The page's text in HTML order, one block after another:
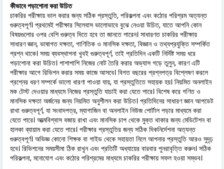
কীভাবে পড়াশোনা করা উচিত
চাকরির পরীক্ষায় ভাল করার জন্য সঠিক প্রস্তুতি, পরিকল্পনা এবং কঠোর পরিশ্রম অত্যন্ত
গুরুত্বপূর্ণ। প্রথমেই পরীক্ষার সিলেবাস ভালোভাবে বুঝে নেওয়া উচিত, যাতে আপনি কোন
বিষয়গুলোর ওপর বেশি গুরুত্ব দিতে হবে তা জানতে পারেন। সাধারণত চাকরির পরীক্ষায়
সাধারণ জ্ঞান, ভাষাগত দক্ষতা, গাণিতিক ও মানসিক দক্ষতা, বিজ্ঞান ও তথ্যপ্রযুক্তি সম্পর্কিত
প্রশ্ন থাকে। সময় ব্যবস্থাপনা খুবই গুরুত্বপূর্ণ, তাই প্রতিদিন একটি নির্দিষ্ট সময় ধরে
পড়াশোনা করা উচিত। পাশাপাশি নিজের নোট তৈরি করার অভ্যাস গড়ে তুলুন, কারণ এটি
পরীক্ষার আগে রিভিশন করার সময় কাজে আসবে। বিগত বছরের প্রশ্নপত্র বিশ্লেষণ করলে
প্রশ্নের ধরণ সম্পর্কে ভালো ধারণা পাওয়া যায়, যা প্রস্তুতিতে সহায়ক হয়। নিয়মিত অনলাইন
মক টেস্ট দেওয়ার মাধ্যমে নিজের প্রস্তুতি যাচাই করা যেতে পারে। বিশেষ করে গণিত ও
মানসিক দক্ষতা অর্জনের জন্য নিয়মিত অনুশীলন করা উচিত। প্রতিদিনের সাধারণ জ্ঞান আপডেট
রাখা গুরুত্বপূর্ণ, যা সংবাদপত্র, ম্যাগাজিন বা অনলাইন নিউজ পোর্টাল পড়ার মাধ্যমে করা
যেতে পারে। আত্মবিশ্বাস বজায় রাখা এবং মানসিক চাপ থেকে মুক্ত থাকার জন্য মেডিটেশন বা
হালকা ব্যায়াম করা যেতে পারে। পরীক্ষার প্রস্তুতির জন্য সঠিক দিকনির্দেশনা অত্যন্ত
গুরুত্বপূর্ণ। অভিজ্ঞ কোনো শিক্ষক বা গাইড থেকে সহায়তা নিলে আপনার প্রস্তুতি আরও সুদৃঢ়
হবে। রিভিশনের সময়সীমা ঠিক রাখুন এবং প্রতিটি অধ্যায়ের বারবার পুনরাবৃত্তি করুন। সঠিক
পরিকল্পনা, মনোযোগ এবং কঠোর পরিশ্রমের মাধ্যমে চাকরির পরীক্ষায় সফল হওয়া সম্ভব।